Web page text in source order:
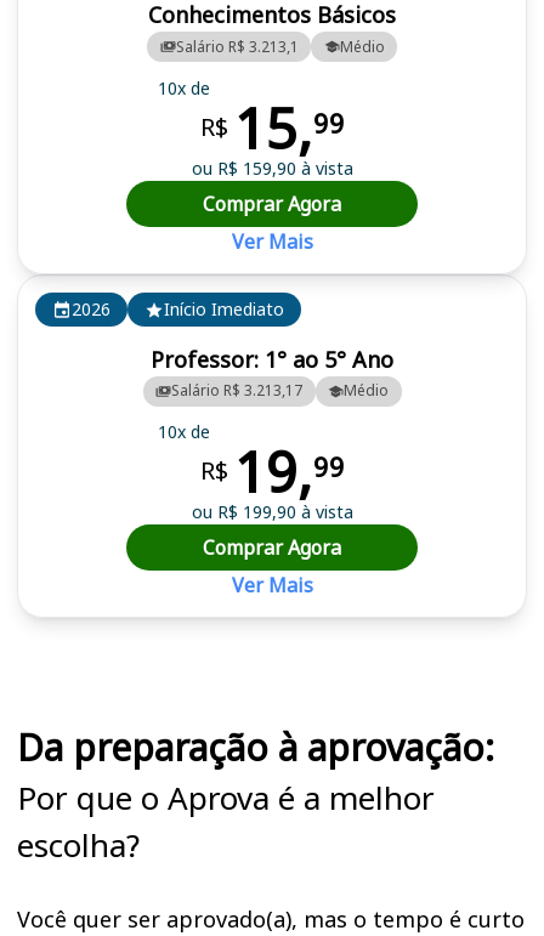
2026 Início Imediato
Professor: 1° ao 5° Ano
Salário R$ 3.213,17 Médio
10x de
R$ 19,99
ou R$ 199,90 à vista
Comprar Agora
Ver Mais
Conhecimentos Básicos
Salário R$ 3.213,1 Médio
10x de
R$ 15,99
ou R$ 159,90 à vista
Comprar Agora
Ver Mais
Da preparação à aprovação:
Por que o Aprova é a melhor
escolha?
Você quer ser aprovado(a), mas o tempo é curto